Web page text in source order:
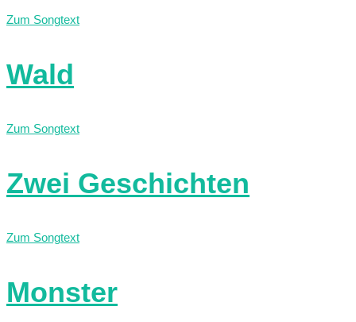
Zum Songtext
Wald
Zum Songtext
Zwei Geschichten
Zum Songtext
Monster